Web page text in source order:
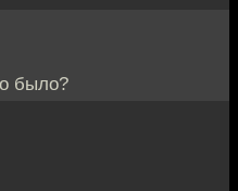
было?